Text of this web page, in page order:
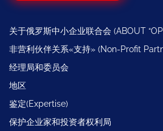
关于俄罗斯中小企业联合会 (ABOUT
非营利伙伴关系«支持» (Non-Profit
经理局和委员会
地区
鉴定(Expertise)
保护企业家和投资者权利局